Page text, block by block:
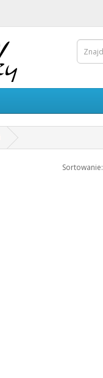
Sortowanie: